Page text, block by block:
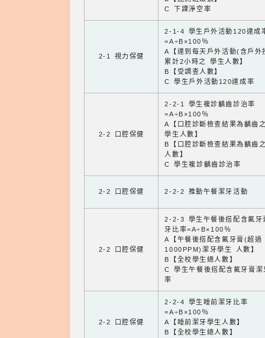
C 下課淨空率
2-1 視力保健
2-1-4 學生戶外活動120達成
=A÷B×100％
A【達到每天戶外活動(含戶外
累計2小時之 學生人數】
B【受調查人數】
C 學生戶外活動120達成率
2-2 口腔保健
2-2-1 學生複診齲齒診治率
=A÷B×100％
A【口腔診斷檢查結果為齲齒
學生人數】
B【口腔診斷檢查結果為齲齒
人數】
C 學生複診齲齒診治率
2-2 口腔保健 2-2-2 推動午餐潔牙活動
2-2 口腔保健
2-2-3 學生午餐後搭配含氟牙
牙比率=A÷B×100％
A【午餐後搭配含氟牙膏(超過
1000PPM)潔牙學生 人數】
B【全校學生總人數】
C 學生午餐後搭配含氟牙膏潔
率
2-2 口腔保健
2-2-4 學生睡前潔牙比率
=A÷B×100％
A【睡前潔牙學生人數】
B【全校學生總人數】